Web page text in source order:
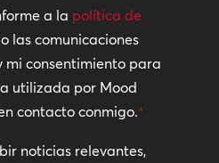
a la política de
las comunicaciones
mi consentimiento para
utilizada por Mood
contacto conmigo.*
noticias relevantes,